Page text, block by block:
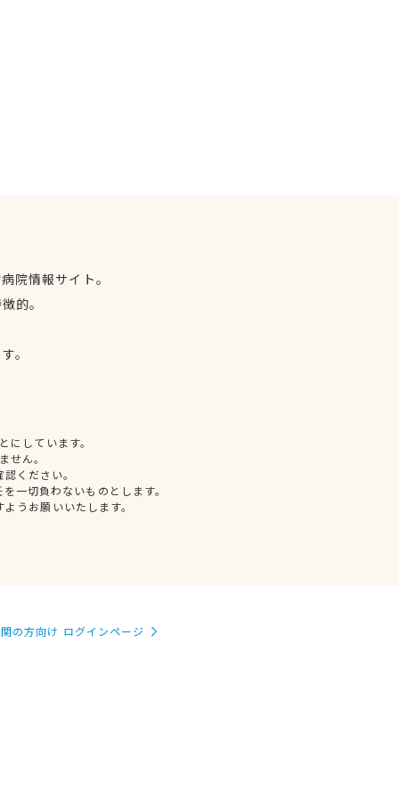
院情報サイト。
的。
。
しています。
せん。
ください。
一切負わないものとします。
うお願いいたします。
の方向け ログインページ